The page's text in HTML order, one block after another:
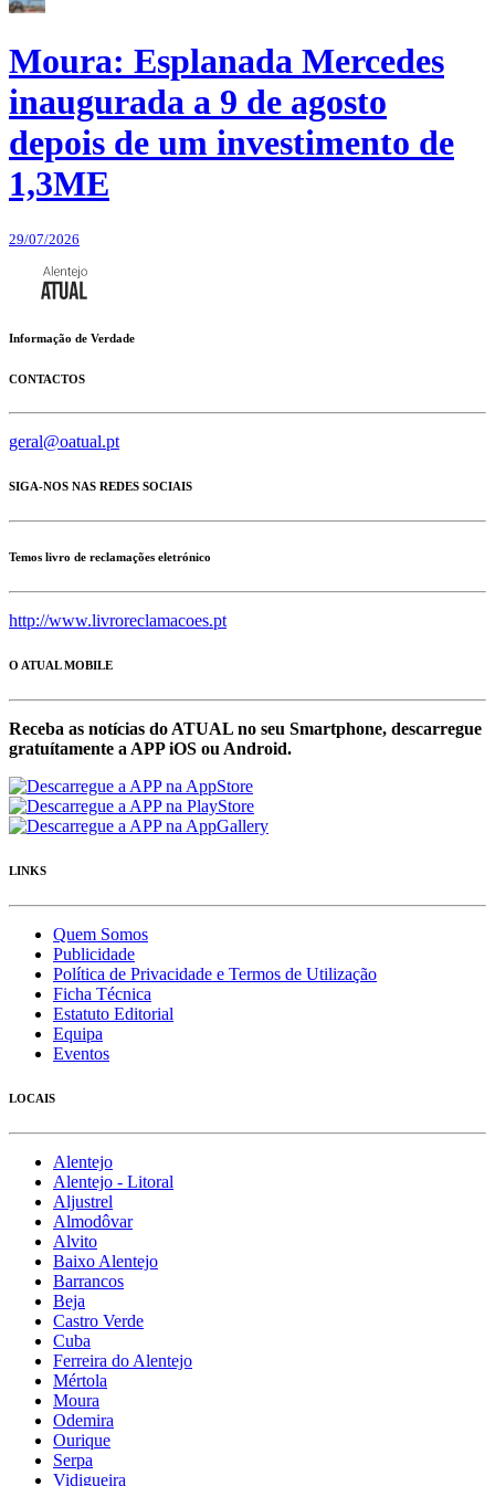
Moura: Esplanada Mercedes
inaugurada a 9 de agosto
depois de um investimento de
1,3ME
29/07/2026
Informação de Verdade
CONTACTOS
geral@oatual.pt
SIGA-NOS NAS REDES SOCIAIS
Temos livro de reclamações eletrónico
http://www.livroreclamacoes.pt
O ATUAL MOBILE
Receba as notícias do ATUAL no seu Smartphone, descarregue
gratuítamente a APP iOS ou Android.
LINKS
Quem Somos
Publicidade
Política de Privacidade e Termos de Utilização
Ficha Técnica
Estatuto Editorial
Equipa
Eventos
LOCAIS
Alentejo
Alentejo - Litoral
Aljustrel
Almodôvar
Alvito
Baixo Alentejo
Barrancos
Beja
Castro Verde
Cuba
Ferreira do Alentejo
Mértola
Moura
Odemira
Ourique
Serpa
Vidigueira